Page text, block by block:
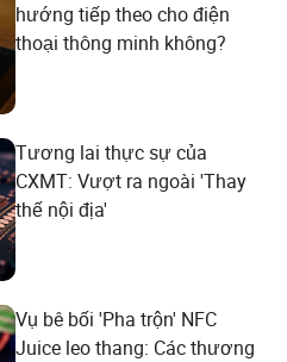
hướng tiếp theo cho điện
thoại thông minh không?
Tương lai thực sự của
CXMT: Vượt ra ngoài 'Thay
thế nội địa'
Vụ bê bối 'Pha trộn' NFC
Juice leo thang: Các thương